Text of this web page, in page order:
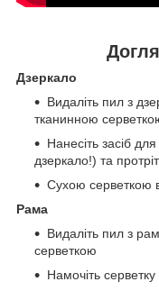
Дзеркало
Видаліть пил з
тканинною
Нанесіть засіб
дзеркало!) та
Сухою серветкою
Рама
Видаліть пил з
серветкою
Намочіть